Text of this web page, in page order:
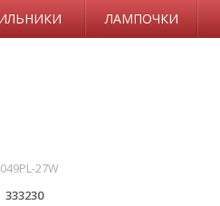
ЛАМПОЧКИ
27W
333230